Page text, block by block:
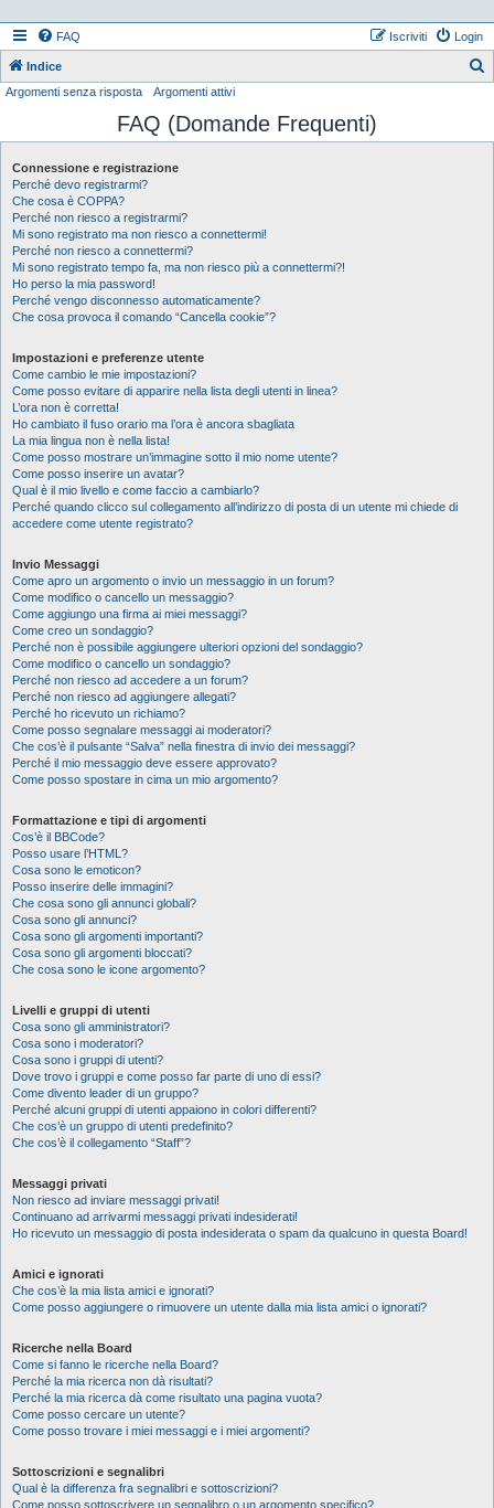
FAQ Login
Iscriviti
Indice
c
Argomenti senza risposta Argomenti attivi
FAQ (Domande Frequenti)
Connessione e registrazione
Perché devo registrarmi?
Che cosa è COPPA?
Perché non riesco a registrarmi?
Mi sono registrato ma non riesco a connettermi!
Perché non riesco a connettermi?
Mi sono registrato tempo fa, ma non riesco più a connettermi?!
Ho perso la mia password!
Perché vengo disconnesso automaticamente?
Che cosa provoca il comando “Cancella cookie”?
Impostazioni e preferenze utente
Come cambio le mie impostazioni?
Come posso evitare di apparire nella lista degli utenti in linea?
L’ora non è corretta!
Ho cambiato il fuso orario ma l’ora è ancora sbagliata
La mia lingua non è nella lista!
Come posso mostrare un’immagine sotto il mio nome utente?
Come posso inserire un avatar?
Qual è il mio livello e come faccio a cambiarlo?
Perché quando clicco sul collegamento all’indirizzo di posta di un utente mi chiede di
accedere come utente registrato?
Invio Messaggi
Come apro un argomento o invio un messaggio in un forum?
Come modifico o cancello un messaggio?
Come aggiungo una firma ai miei messaggi?
Come creo un sondaggio?
Perché non è possibile aggiungere ulteriori opzioni del sondaggio?
Come modifico o cancello un sondaggio?
Perché non riesco ad accedere a un forum?
Perché non riesco ad aggiungere allegati?
Perché ho ricevuto un richiamo?
Come posso segnalare messaggi ai moderatori?
Che cos’è il pulsante “Salva” nella finestra di invio dei messaggi?
Perché il mio messaggio deve essere approvato?
Come posso spostare in cima un mio argomento?
Formattazione e tipi di argomenti
Cos’è il BBCode?
Posso usare l’HTML?
Cosa sono le emoticon?
Posso inserire delle immagini?
Che cosa sono gli annunci globali?
Cosa sono gli annunci?
Cosa sono gli argomenti importanti?
Cosa sono gli argomenti bloccati?
Che cosa sono le icone argomento?
Livelli e gruppi di utenti
Cosa sono gli amministratori?
Cosa sono i moderatori?
Cosa sono i gruppi di utenti?
Dove trovo i gruppi e come posso far parte di uno di essi?
Come divento leader di un gruppo?
Perché alcuni gruppi di utenti appaiono in colori differenti?
Che cos’è un gruppo di utenti predefinito?
Che cos’è il collegamento “Staff”?
Messaggi privati
Non riesco ad inviare messaggi privati!
Continuano ad arrivarmi messaggi privati indesiderati!
Ho ricevuto un messaggio di posta indesiderata o spam da qualcuno in questa Board!
Amici e ignorati
Che cos’è la mia lista amici e ignorati?
Come posso aggiungere o rimuovere un utente dalla mia lista amici o ignorati?
Ricerche nella Board
Come si fanno le ricerche nella Board?
Perché la mia ricerca non dà risultati?
Perché la mia ricerca dà come risultato una pagina vuota?
Come posso cercare un utente?
Come posso trovare i miei messaggi e i miei argomenti?
Sottoscrizioni e segnalibri
Qual è la differenza fra segnalibri e sottoscrizioni?
Come posso sottoscrivere un segnalibro o un argomento specifico?